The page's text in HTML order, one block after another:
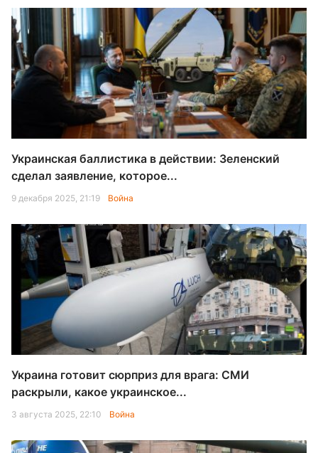
Украинская баллистика в действии: Зеленский
сделал заявление, которое...
9 декабря 2025, 21:19 Война
Украина готовит сюрприз для врага: СМИ
раскрыли, какое украинское...
3 августа 2025, 22:10 Война